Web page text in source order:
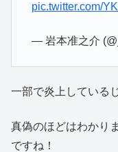
pic.twitter.com/
— 岩本准之介
一部で炎上している
真偽のほどはわかり
ですね！